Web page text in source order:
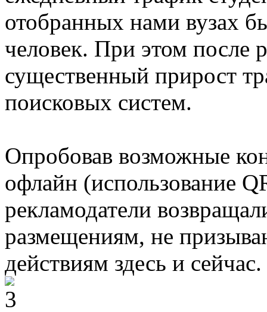
отобранных нами вузах
человек. При этом после
существенный прирост
поисковых систем.
Опробовав возможные
офлайн (использование
рекламодатели
размещениям, не
действиям здесь и сейчас.